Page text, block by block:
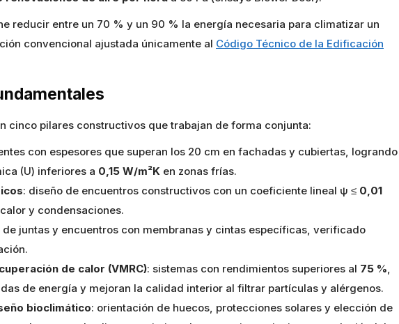
reducir entre un 70 % y un 90 % la energía necesaria para climatizar un
convencional ajustada únicamente al Código Técnico de la Edificación
cinco pilares constructivos que trabajan de forma conjunta:
con espesores que superan los 20 cm en fachadas y cubiertas, logrando
(U) inferiores a 0,15 W/m²K en zonas frías.
: diseño de encuentros constructivos con un coeficiente lineal ψ ≤ 0,01
y condensaciones.
de juntas y encuentros con membranas y cintas específicas, verificado
de calor (VMRC): sistemas con rendimientos superiores al 75 %
de energía y mejoran la calidad interior al filtrar partículas y alérgenos.
bioclimático: orientación de huecos, protecciones solares y elección de